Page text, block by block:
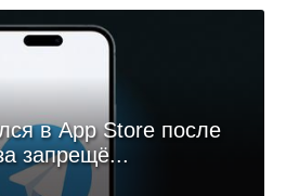
в App Store после
запрещё...